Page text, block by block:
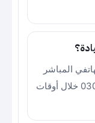
المباشر
بالعيادة عبر الرقم المعتمد 0306872172 خلال أوقات